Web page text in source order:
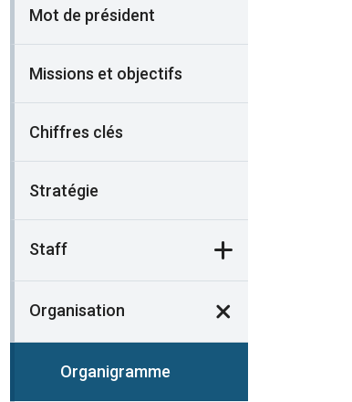
Mot de président
Missions et objectifs
Chiffres clés
Stratégie
Staff
Organisation
Organigramme